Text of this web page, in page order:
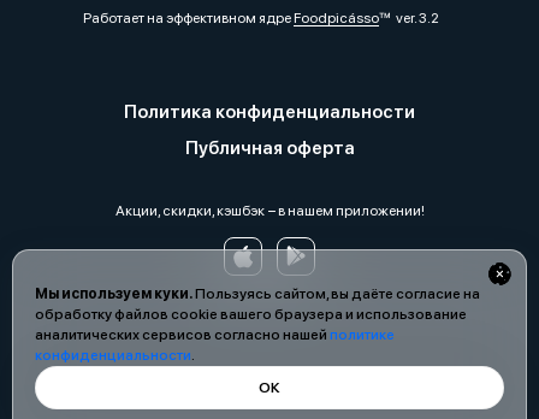
Мы используем куки.Пользуясь сайтом, вы даёте согласие на
обработку файлов cookie вашего браузера и использование
аналитических сервисов согласно нашей политике
конфиденциальности.
ОК
Работает на эффективном ядреFoodpicássover. 3.2
Политика конфиденциальности
Публичная оферта
Акции, скидки, кэшбэк − в нашем приложении!